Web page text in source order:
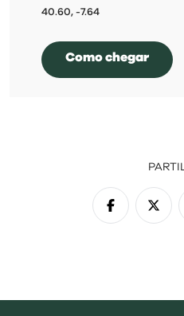
40.60, -7.64
Como chegar